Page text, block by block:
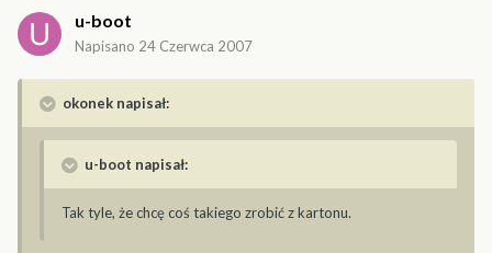
u-boot
Napisano 24 Czerwca 2007
okonek napisał:
u-boot napisał:
Tak tyle, że chcę coś takiego zrobić z kartonu.